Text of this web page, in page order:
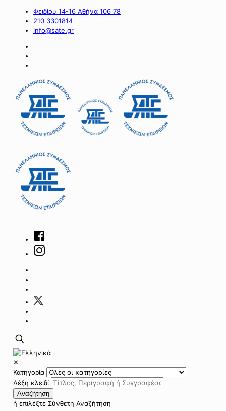
Φειδίου 14-16 Αθήνα 106 78
210 3301814
info@sate.gr
✕
Κατηγορία
Λέξη κλειδί
Αναζήτηση
ή επιλέξτε Σύνθετη Αναζήτηση